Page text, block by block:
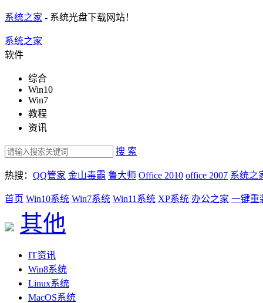
系统之家 - 系统光盘下载网站！
系统之家
软件
综合
Win10
Win7
教程
资讯
搜 索
热搜： QQ管家 金山毒霸 鲁大师 Office 2010 office 2007 系统之
首页 Win10系统 Win7系统 Win11系统 XP系统 办公之家 一键重
其他
IT资讯
Win8系统
Linux系统
MacOS系统